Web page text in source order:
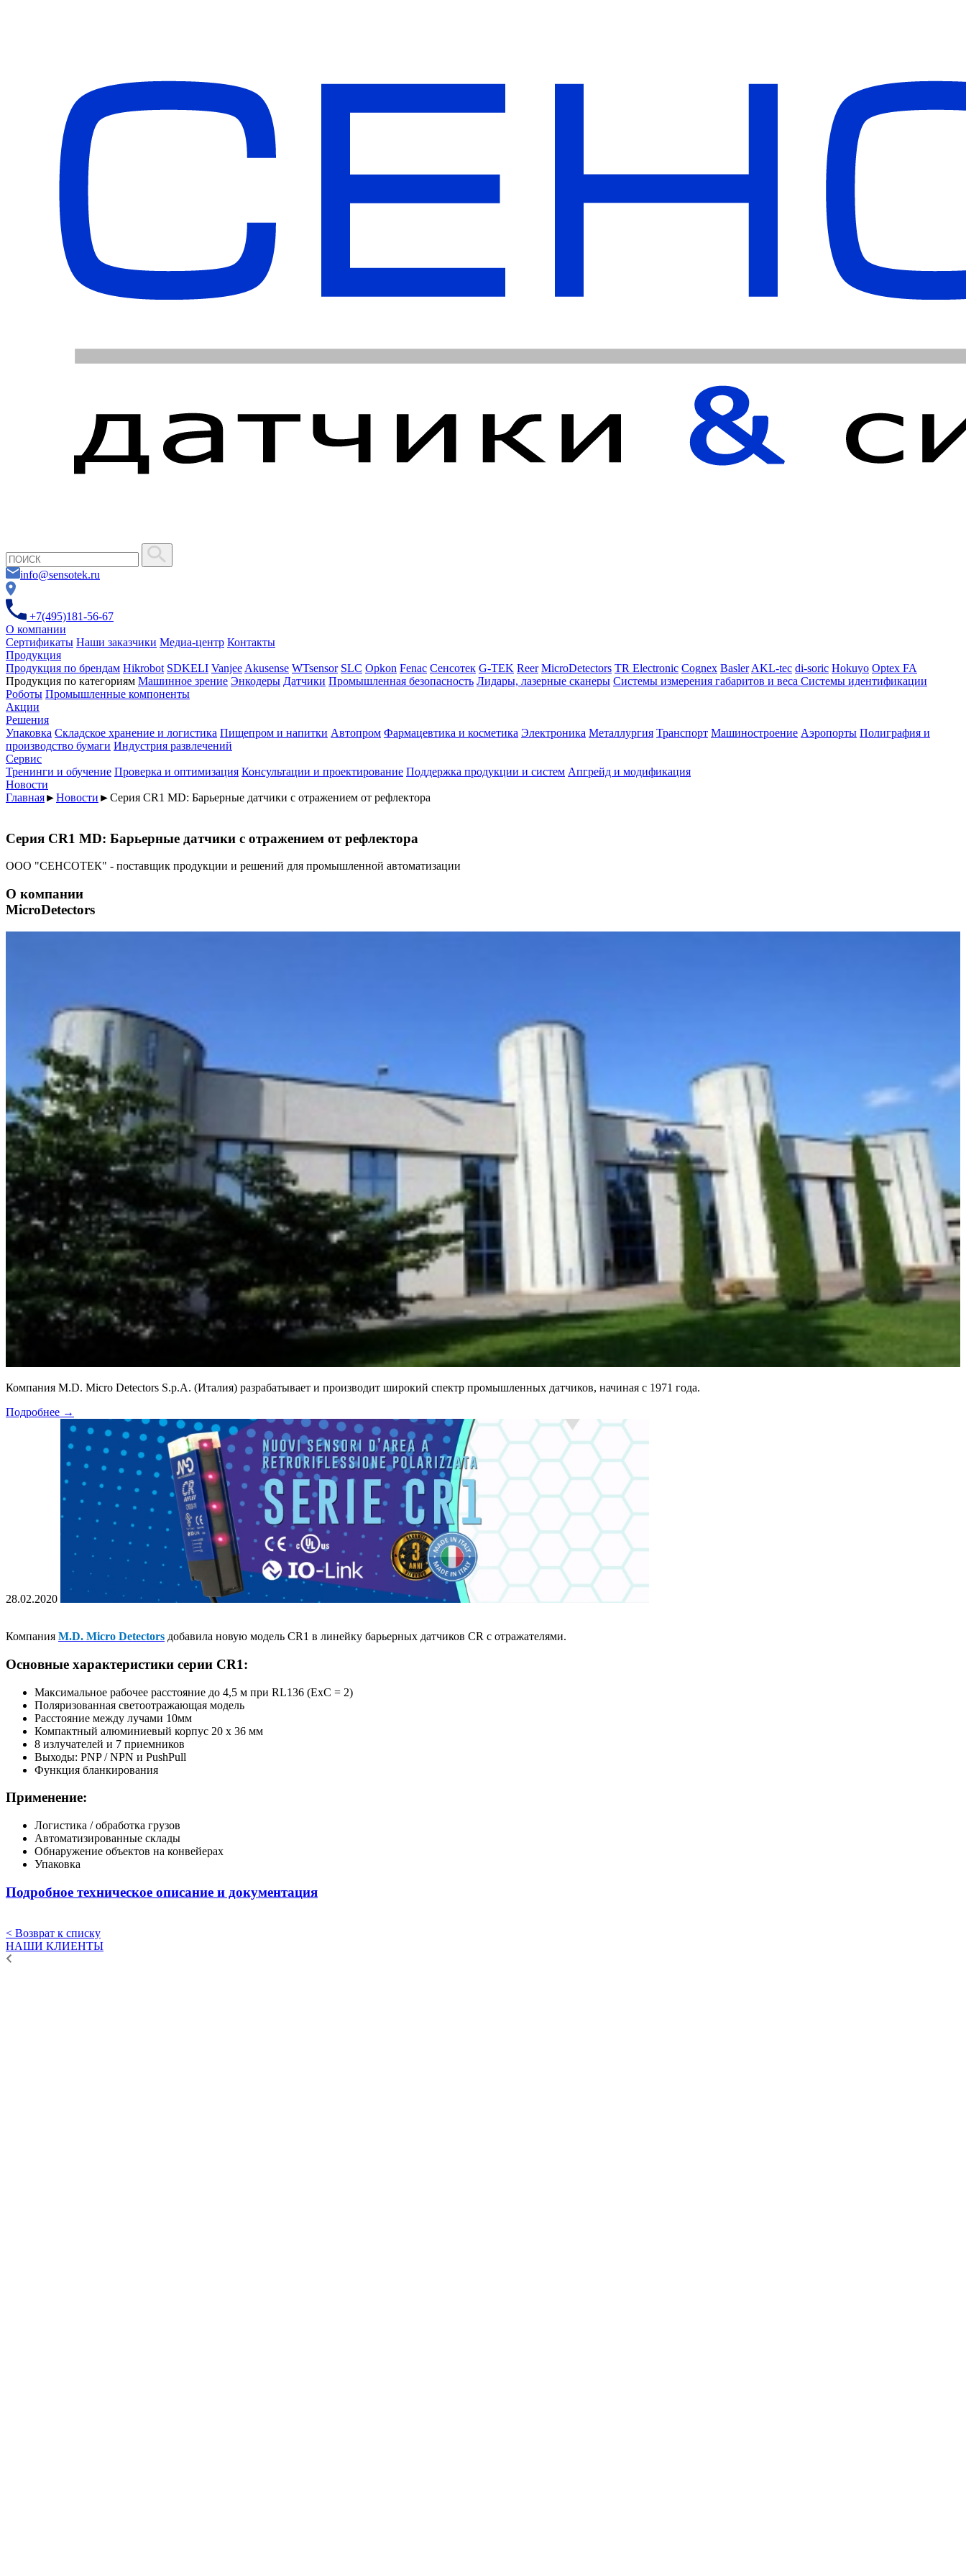
info@sensotek.ru
+7(495)181-56-67
О компании
Сертификаты Наши заказчики Медиа-центр Контакты
Продукция
Продукция по брендам Hikrobot SDKELI Vanjee Akusense WTsensor SLC Opkon Fenac Сенсотек G-TEK Reer MicroDetectors TR Electronic Cognex Basler AKL-tec di-soric Hokuyo Optex FA
Продукция по категориям Машинное зрение Энкодеры Датчики Промышленная безопасность Лидары, лазерные сканеры Системы измерения габаритов и веса Системы идентификации
Роботы Промышленные компоненты
Акции
Решения
Упаковка Складское хранение и логистика Пищепром и напитки Автопром Фармацевтика и косметика Электроника Металлургия Транспорт Машиностроение Аэропорты Полиграфия и
производство бумаги Индустрия развлечений
Сервис
Тренинги и обучение Проверка и оптимизация Консультации и проектирование Поддержка продукции и систем Апгрейд и модификация
Новости
Главная►Новости ►Серия CR1 MD: Барьерные датчики с отражением от рефлектора
Серия CR1 MD: Барьерные датчики с отражением от рефлектора
ООО "СЕНСОТЕК" - поставщик продукции и решений для промышленной автоматизации
О компании
MicroDetectors
Компания M.D. Micro Detectors S.p.A. (Италия) разрабатывает и производит широкий спектр промышленных датчиков, начиная с 1971 года.
Подробнее →
28.02.2020
Компания M.D. Micro Detectors добавила новую модель CR1 в линейку барьерных датчиков CR с отражателями.
Основные характеристики серии CR1:
Максимальное рабочее расстояние до 4,5 м при RL136 (ExC = 2)
Поляризованная светоотражающая модель
Расстояние между лучами 10мм
Компактный алюминиевый корпус 20 х 36 мм
8 излучателей и 7 приемников
Выходы: PNP / NPN и PushPull
Функция бланкирования
Применение:
Логистика / обработка грузов
Автоматизированные склады
Обнаружение объектов на конвейерах
Упаковка
Подробное техническое описание и документация
< Возврат к списку
НАШИ КЛИЕНТЫ